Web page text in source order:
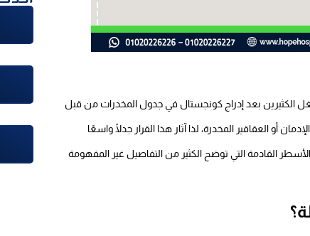
بعد إدراج كونجستال في جدول المخدرات من قبل
أو العقاقير المخدرة، لذا آثار هذا القرار جدلًا واسعًا
القادمة التي توضح الكثير من التفاصيل غير المفهومة